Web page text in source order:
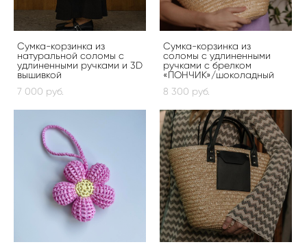
Сумка-корзинка из
натуральной соломы с
удлиненными ручками и 3D
вышивкой
7 000 pуб.
Сумка-корзинка из
соломы с удлиненными
ручками с брелком
«ПОНЧИК»/шоколадный
8 300 pуб.